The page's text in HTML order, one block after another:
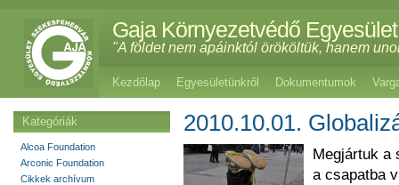
Gaja Környezetvédő Egyesület
"A földet nem apáinktól örököltük, hanem
Kezdőlap Egyesületünkről Dokumentumok
2010.10.01.
Megjártuk a
a csapatba
Kategóriák
Alcoa Foundation
Arconic Foundation
Cikkek archívum